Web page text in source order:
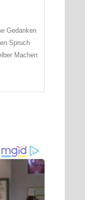
Gedanken
Spruch
Machen